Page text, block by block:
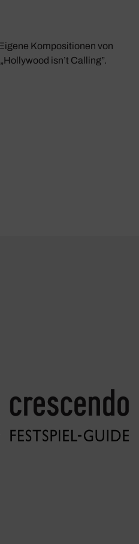
Kompositionen von
isn’t Calling”.